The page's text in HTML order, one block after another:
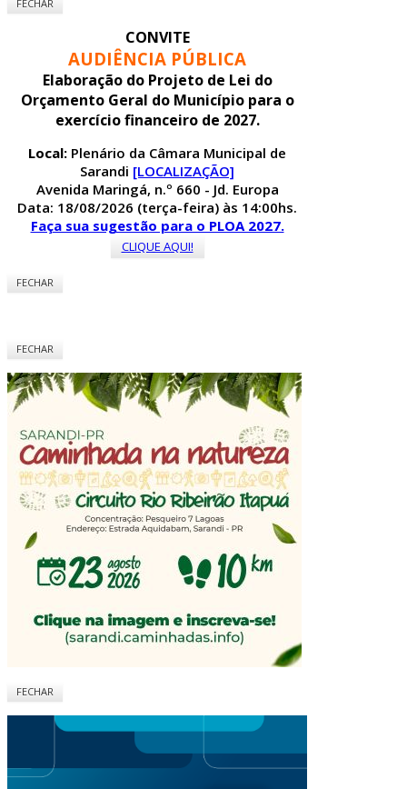
FECHAR
CONVITE
AUDIÊNCIA PÚBLICA
Elaboração do Projeto de Lei do
Orçamento Geral do Município para o
exercício financeiro de 2027.
Local: Plenário da Câmara Municipal de
Sarandi [LOCALIZAÇÃO]
Avenida Maringá, n.º 660 - Jd. Europa
Data: 18/08/2026 (terça-feira) às 14:00hs.
Faça sua sugestão para o PLOA 2027.
CLIQUE AQUI!
FECHAR
FECHAR
FECHAR